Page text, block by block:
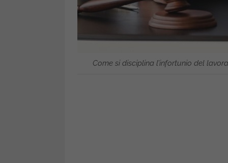
Come si disciplina l’infortunio del